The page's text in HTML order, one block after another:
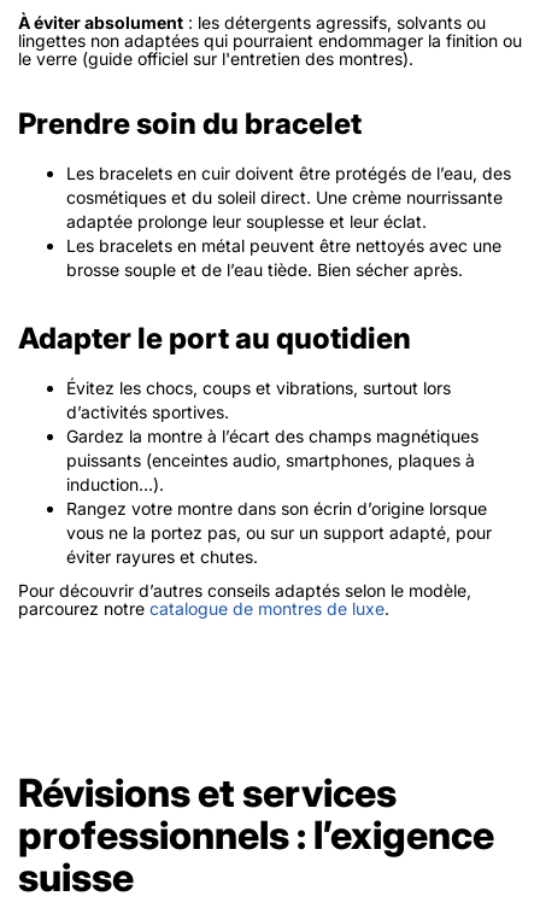
À éviter absolument : les détergents agressifs, solvants ou
lingettes non adaptées qui pourraient endommager la finition ou
le verre (guide officiel sur l'entretien des montres).
Prendre soin du bracelet
Les bracelets en cuir doivent être protégés de l’eau, des
cosmétiques et du soleil direct. Une crème nourrissante
adaptée prolonge leur souplesse et leur éclat.
Les bracelets en métal peuvent être nettoyés avec une
brosse souple et de l’eau tiède. Bien sécher après.
Adapter le port au quotidien
Évitez les chocs, coups et vibrations, surtout lors
d’activités sportives.
Gardez la montre à l’écart des champs magnétiques
puissants (enceintes audio, smartphones, plaques à
induction…).
Rangez votre montre dans son écrin d’origine lorsque
vous ne la portez pas, ou sur un support adapté, pour
éviter rayures et chutes.
Pour découvrir d’autres conseils adaptés selon le modèle,
parcourez notre catalogue de montres de luxe.
Révisions et services
professionnels : l’exigence
suisse